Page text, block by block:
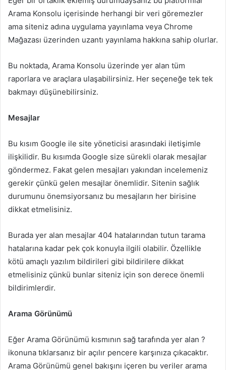
Arama Konsolu içerisinde herhangi bir veri göremezler
ama siteniz adına uygulama yayınlama veya Chrome
Mağazası üzerinden uzantı yayınlama hakkına sahip olurlar.
Bu noktada, Arama Konsolu üzerinde yer alan tüm
raporlara ve araçlara ulaşabilirsiniz. Her seçeneğe tek tek
bakmayı düşünebilirsiniz.
Mesajlar
Bu kısım Google ile site yöneticisi arasındaki iletişimle
ilişkilidir. Bu kısımda Google size sürekli olarak mesajlar
göndermez. Fakat gelen mesajları yakından incelemeniz
gerekir çünkü gelen mesajlar önemlidir. Sitenin sağlık
durumunu önemsiyorsanız bu mesajların her birisine
dikkat etmelisiniz.
Burada yer alan mesajlar 404 hatalarından tutun tarama
hatalarına kadar pek çok konuyla ilgili olabilir. Özellikle
kötü amaçlı yazılım bildirileri gibi bildirilere dikkat
etmelisiniz çünkü bunlar siteniz için son derece önemli
bildirimlerdir.
Arama Görünümü
Eğer Arama Görünümü kısmının sağ tarafında yer alan ?
ikonuna tıklarsanız bir açılır pencere karşınıza çıkacaktır.
Arama Görünümü genel bakışını içeren bu veriler arama